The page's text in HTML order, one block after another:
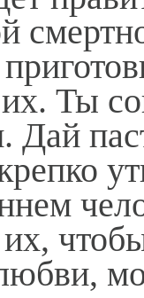
их. Ты
их,